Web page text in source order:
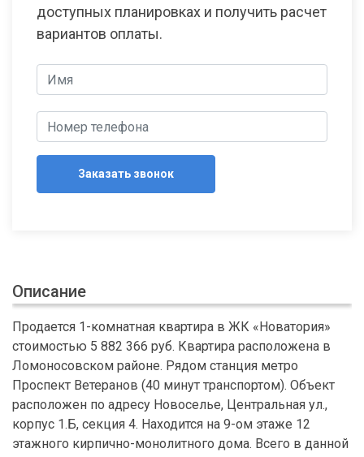
доступных планировках и получить расчет
вариантов оплаты.
Заказать звонок
Описание
Продается 1-комнатная квартира в ЖК «Новатория»
стоимостью 5 882 366 руб. Квартира расположена в
Ломоносовском районе. Рядом станция метро
Проспект Ветеранов (40 минут транспортом). Объект
расположен по адресу Новоселье, Центральная ул.,
корпус 1.Б, секция 4. Находится на 9-ом этаже 12
этажного кирпично-монолитного дома. Всего в данной